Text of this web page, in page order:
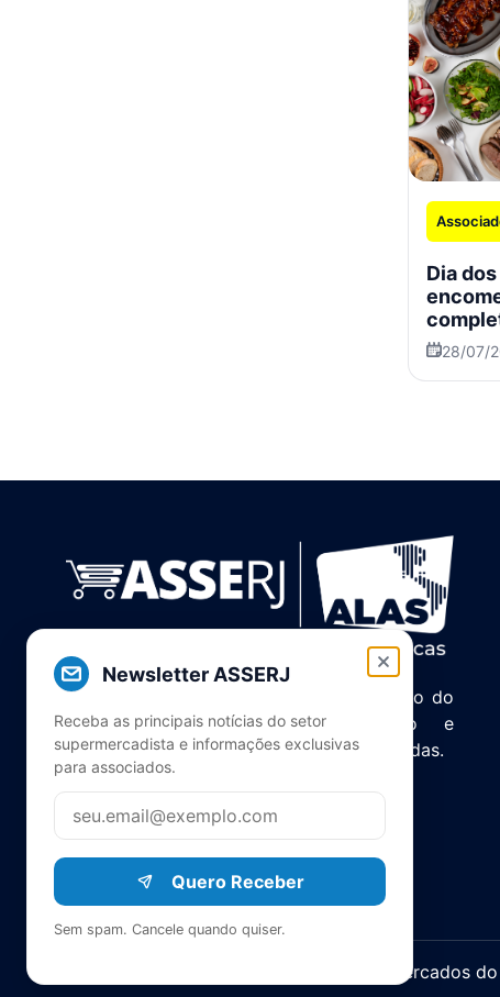
Dia
28/07/
Newsletter ASSERJ
Receba as principais notícias do setor
supermercadista e informações exclusivas
para associados.
Quero Receber
Sem spam. Cancele quando quiser.
Associação de Supermercados do Estado do
Rio de Janeiro. Unindo, servindo e
representando o setor há mais de 5 décadas.
© 2025 ASERJ – Associação de Supermercados